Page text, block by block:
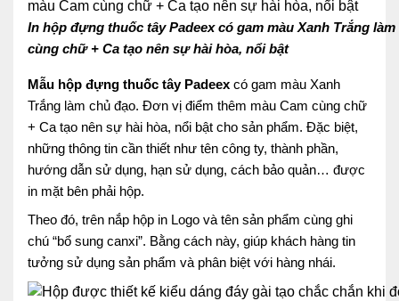
In hộp đựng thuốc tây Padeex có gam màu Xanh Trắng
cùng chữ + Ca tạo nên sự hài hòa, nổi bật
Mẫu hộp đựng thuốc tây Padeex có gam màu Xanh
Trắng làm chủ đạo. Đơn vị điểm thêm màu Cam cùng chữ
+ Ca tạo nên sự hài hòa, nổi bật cho sản phẩm. Đặc biệt,
những thông tin cần thiết như tên công ty, thành phần,
hướng dẫn sử dụng, hạn sử dụng, cách bảo quản… được
in mặt bên phải hộp.
Theo đó, trên nắp hộp in Logo và tên sản phẩm cùng ghi
chú “bổ sung canxi”. Bằng cách này, giúp khách hàng tin
tưởng sử dụng sản phẩm và phân biệt với hàng nhái.